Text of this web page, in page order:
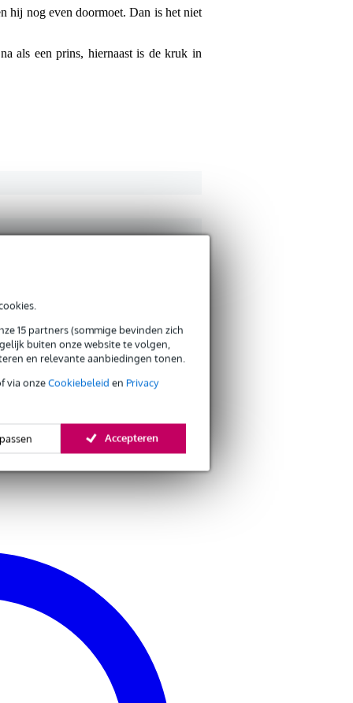
15 partners (sommige bevinden zich
buiten onze website te volgen,
en relevante aanbiedingen tonen.
via onzeCookiebeleid en Privacy
Accepteren
hij nog even doormoet. Dan is het niet
als een prins, hiernaast is de kruk in